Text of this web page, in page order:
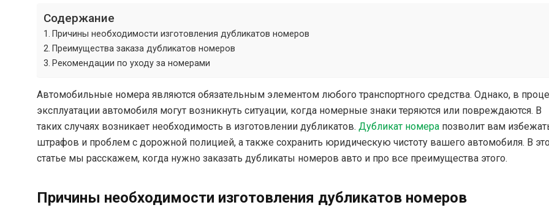
Содержание
Причины необходимости изготовления дубликатов номеров
Преимущества заказа дубликатов номеров
Рекомендации по уходу за номерами
Автомобильные номера являются обязательным элементом любого транспортного средства. Однако, в
эксплуатации автомобиля могут возникнуть ситуации, когда номерные знаки теряются или повреждаются. В
таких случаях возникает необходимость в изготовлении дубликатов. Дубликат номера позволит вам
штрафов и проблем с дорожной полицией, а также сохранить юридическую чистоту вашего автомобиля. В
статье мы расскажем, когда нужно заказать дубликаты номеров авто и про все преимущества этого.
Причины необходимости изготовления дубликатов номеров